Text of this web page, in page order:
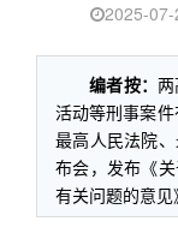
2025-
编者按：
活动等刑事案
最高人民法院
布会，发布《
有关问题的意